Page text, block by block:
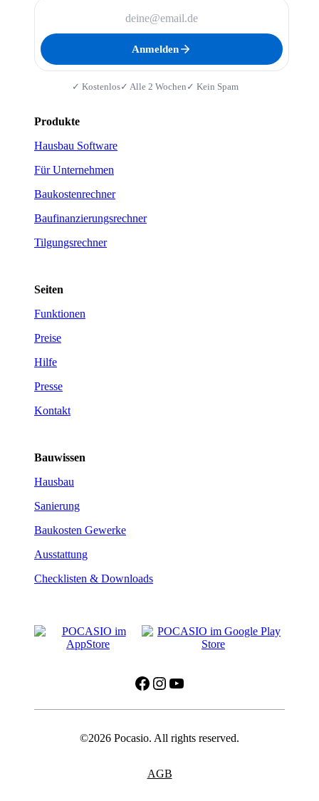
Anmelden
✓ Kostenlos✓ Alle 2 Wochen ✓ Kein Spam
Produkte
Hausbau Software
Für Unternehmen
Baukostenrechner
Baufinanzierungsrechner
Tilgungsrechner
Seiten
Funktionen
Preise
Hilfe
Presse
Kontakt
Bauwissen
Hausbau
Sanierung
Baukosten Gewerke
Ausstattung
Checklisten & Downloads
Facebook
Instagram
YouTube
©2026 Pocasio. All rights reserved.
AGB